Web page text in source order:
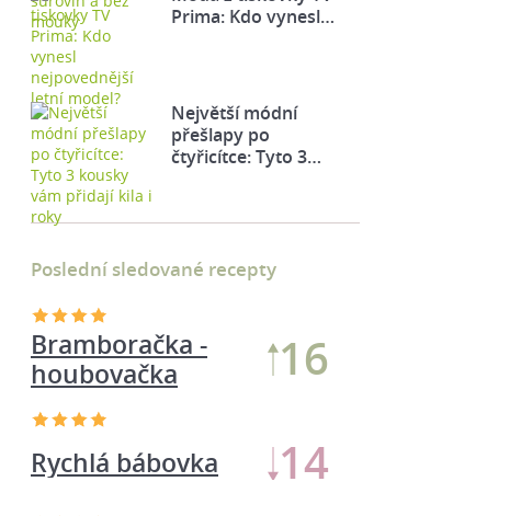
Prima: Kdo vynesl…
Největší módní
přešlapy po
čtyřicítce: Tyto 3…
Poslední sledované recepty
Rychlá bábovka 15
Bramboračka -
houbovačka
16